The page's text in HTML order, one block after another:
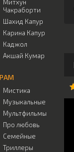
Митхун
Чакраборти
Шахид Капур
Карина Капур
Каджол
Акшай Кумар
Мистика
Музыкальные
Мультфильмы
Про любовь
Семейные
Триллеры